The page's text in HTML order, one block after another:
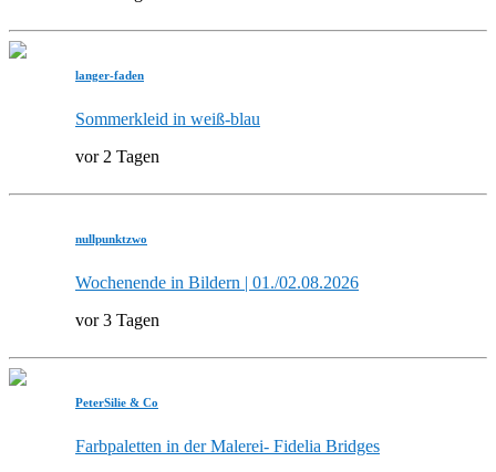
langer-faden
Sommerkleid in weiß-blau
vor 2 Tagen
nullpunktzwo
Wochenende in Bildern | 01./02.08.2026
vor 3 Tagen
PeterSilie & Co
Farbpaletten in der Malerei- Fidelia Bridges